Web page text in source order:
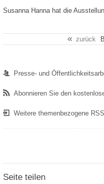
Susanna Hanna hat die
zurück
Presse- und
Abonnieren Sie den
Weitere themenbezogene
Seite teilen